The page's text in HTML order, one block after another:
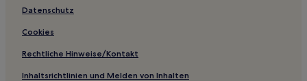
Datenschutz
Cookies
Rechtliche Hinweise/Kontakt
Inhaltsrichtlinien und Melden von Inhalten